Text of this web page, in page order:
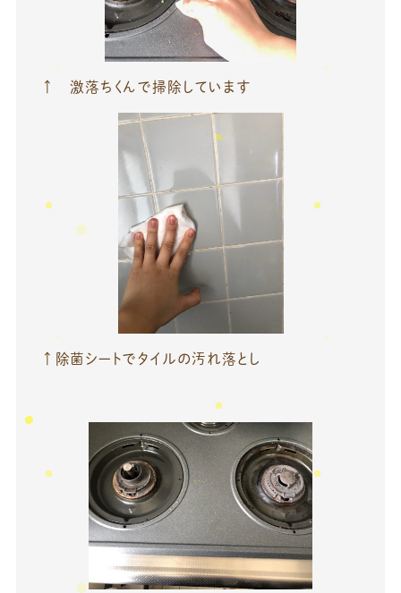
↑ 激落ちくんで掃除しています
↑除菌シートでタイルの汚れ落とし